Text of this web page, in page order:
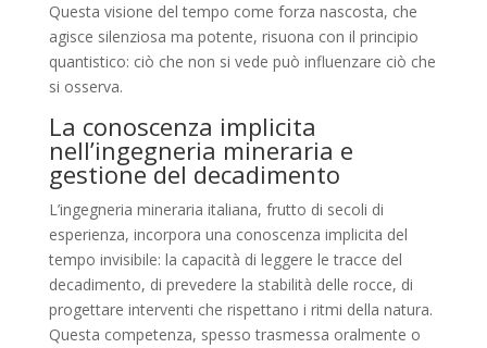
Questa visione del tempo come forza nascosta, che
agisce silenziosa ma potente, risuona con il principio
quantistico: ciò che non si vede può influenzare ciò che
si osserva.
La conoscenza implicita
nell’ingegneria mineraria e
gestione del decadimento
L’ingegneria mineraria italiana, frutto di secoli di
esperienza, incorpora una conoscenza implicita del
tempo invisibile: la capacità di leggere le tracce del
decadimento, di prevedere la stabilità delle rocce, di
progettare interventi che rispettano i ritmi della natura.
Questa competenza, spesso trasmessa oralmente o